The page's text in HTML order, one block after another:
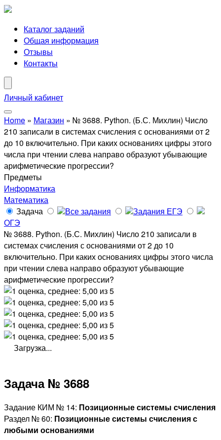
Каталог заданий
Общая информация
Отзывы
Контакты
Личный кабинет
Home » Магазин » № 3688. Python. (Б.С. Михлин) Число
210 записали в системах счисления с основаниями от 2
до 10 включительно. При каких основаниях цифры этого
числа при чтении слева направо образуют убывающие
арифметические прогрессии?
Предметы
Информатика
Математика
Задача
Все задания
Задания ЕГЭ
ОГЭ
№ 3688. Python. (Б.С. Михлин) Число 210 записали в
системах счисления с основаниями от 2 до 10
включительно. При каких основаниях цифры этого числа
при чтении слева направо образуют убывающие
арифметические прогрессии?
Загрузка...
Задача № 3688
Задание КИМ № 14: Позиционные системы счисления
Раздел № 60: Позиционные системы счисления с
любыми основаниями